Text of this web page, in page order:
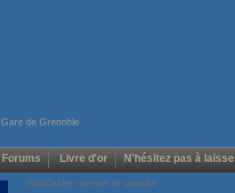
Gare de Grenoble
Forums Livre d'or N'hésitez pas à
Voir/Cacher menus de gauche